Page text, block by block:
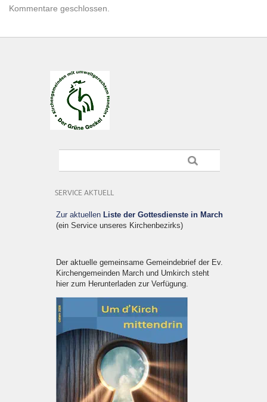
Kommentare geschlossen.
SERVICE AKTUELL
Zur aktuellen Liste der Gottesdienste in March
(ein Service unseres Kirchenbezirks)
Der aktuelle gemeinsame Gemeindebrief der Ev.
Kirchengemeinden March und Umkirch steht
hier zum Herunterladen zur Verfügung.